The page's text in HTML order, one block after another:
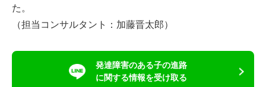
た。
（担当コンサルタント：加藤晋太郎）
発達障害のある子の進路
に関する情報を受け取る